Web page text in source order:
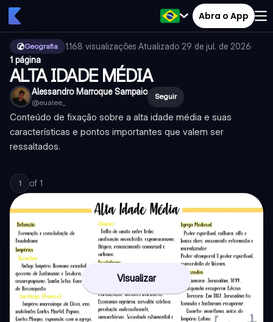
Abra o App
Geografia 1.168 visualizações·Atualizado 29 de jul. de 2026·
1 página
ALTA IDADE MÉDIA
Alessandro Marroque Sampaio
@eualee_
Seguir
Conteúdo de fixação sobre a alta idade média e suas
características e pontos importantes que valem ser
ressaltados.
1 of 1
Visualizar